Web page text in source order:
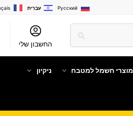
עִבְרִית Русский
החשבון שלי
מוצרי חשמל למטבח ניקיון